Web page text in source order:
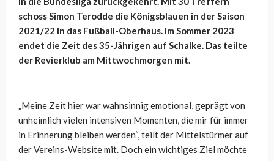
schoss Simon Terodde die Königsblauen in der Saison
2021/22 in das Fußball-Oberhaus. Im Sommer 2023
endet die Zeit des 35-Jährigen auf Schalke. Das teilte
der Revierklub am Mittwochmorgen mit.
„Meine Zeit hier war wahnsinnig emotional, geprägt von
unheimlich vielen intensiven Momenten, die mir für immer
in Erinnerung bleiben werden“, teilt der Mittelstürmer auf
der Vereins-Website mit. Doch ein wichtiges Ziel möchte